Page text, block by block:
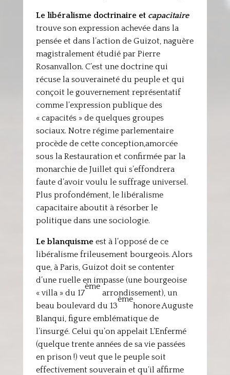
Le libéralisme doctrinaire et capacitaire
trouve son expression achevée dans la
pensée et dans l’action de Guizot, naguère
magistralement étudié par Pierre
Rosanvallon. C’est une doctrine qui
récuse la souveraineté du peuple et qui
conçoit le gouvernement représentatif
comme l’expression publique des
« capacités » de quelques groupes
sociaux. Notre régime parlementaire
procède de cette conception,amorcée
sous la Restauration et confirmée par la
monarchie de Juillet qui s’effondrera
faute d’avoir voulu le suffrage universel.
Plus profondément, le libéralisme
capacitaire aboutit à résorber le
politique dans une sociologie.
Le blanquismeest à l’opposé de ce
libéralisme frileusement bourgeois. Alors
que, à Paris, Guizot doit se contenter
d’une ruelle en impasse (une bourgeoise
« villa » du 17
ème
arrondissement), un
beau boulevard du 13
ème
honore Auguste
Blanqui, figure emblématique de
l’insurgé. Celui qu’on appelait L’Enfermé
(quelque trente années de sa vie passées
en prison !) veut que le peuple soit
effectivement souverain et qu’il affirme